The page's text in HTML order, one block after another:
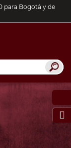
para Bogotá y de
